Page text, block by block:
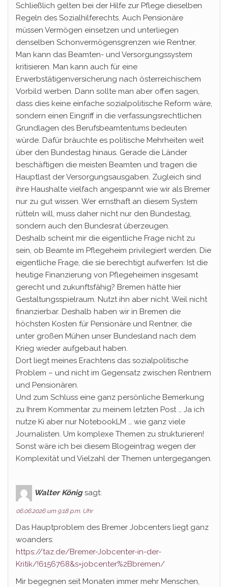
Schließlich gelten bei der Hilfe zur Pflege dieselben
Regeln des Sozialhilferechts. Auch Pensionäre
müssen Vermögen einsetzen und unterliegen
denselben Schonvermögensgrenzen wie Rentner.
Man kann das Beamten- und Versorgungssystem
kritisieren. Man kann auch für eine
Erwerbstätigenversicherung nach österreichischem
Vorbild werben. Dann sollte man aber offen sagen,
dass dies keine einfache sozialpolitische Reform wäre,
sondern einen Eingriff in die verfassungsrechtlichen
Grundlagen des Berufsbeamtentums bedeuten
würde. Dafür bräuchte es politische Mehrheiten weit
über den Bundestag hinaus. Gerade die Länder
beschäftigen die meisten Beamten und tragen die
Hauptlast der Versorgungsausgaben. Zugleich sind
ihre Haushalte vielfach angespannt wie wir als Bremer
nur zu gut wissen. Wer ernsthaft an diesem System
rütteln will, muss daher nicht nur den Bundestag,
sondern auch den Bundesrat überzeugen.
Deshalb scheint mir die eigentliche Frage nicht zu
sein, ob Beamte im Pflegeheim privilegiert werden. Die
eigentliche Frage, die sie berechtigt aufwerfen: Ist die
heutige Finanzierung von Pflegeheimen insgesamt
gerecht und zukunftsfähig? Bremen hätte hier
Gestaltungsspielraum. Nutzt ihn aber nicht. Weil nicht
finanzierbar. Deshalb haben wir in Bremen die
höchsten Kosten für Pensionäre und Rentner, die
unter großen Mühen unser Bundesland nach dem
Krieg wieder aufgebaut haben.
Dort liegt meines Erachtens das sozialpolitische
Problem – und nicht im Gegensatz zwischen Rentnern
und Pensionären.
Und zum Schluss eine ganz persönliche Bemerkung
zu Ihrem Kommentar zu meinem letzten Post … Ja ich
nutze Ki aber nur NotebookLM … wie ganz viele
Journalisten. Um komplexe Themen zu strukturieren!
Sonst wäre ich bei diesem Blogeintrag wegen der
Komplexität und Vielzahl der Themen untergegangen.
Walter König sagt:
06.06.2026 um 9:18 p.m. Uhr
Das Hauptproblem des Bremer Jobcenters liegt ganz
woanders:
https://taz.de/Bremer-Jobcenter-in-der-
Kritik/!6156768&s=jobcenter%2Bbremen/
Mir begegnen seit Monaten immer mehr Menschen,